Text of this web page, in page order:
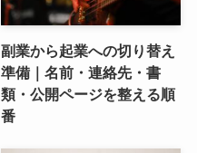
副業から起業への切り替え
準備｜名前・連絡先・書
類・公開ページを整える順
番